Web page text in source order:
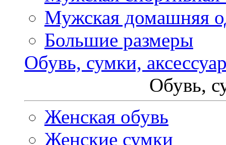
Мужская домашняя
Большие размеры
Обувь, сумки,
Обувь,
Женская обувь
Женские сумки